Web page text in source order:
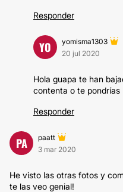
Responder
YO
yomisma1303
20 jul 2020
Hola guapa te han
contenta o te pondrías
Responder
PA
paatt
3 mar 2020
He visto las otras fotos y
te las veo genial!